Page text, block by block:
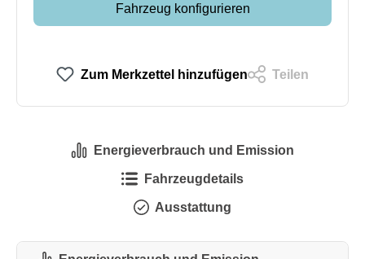
Fahrzeug konfigurieren
Zum Merkzettel hinzufügen Teilen
Energieverbrauch und Emission
Fahrzeugdetails
Ausstattung